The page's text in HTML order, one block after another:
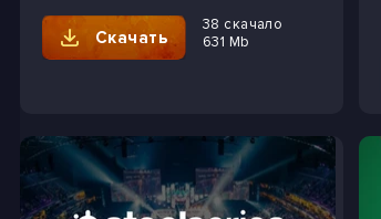
Скачать
38 скачало
631 Mb